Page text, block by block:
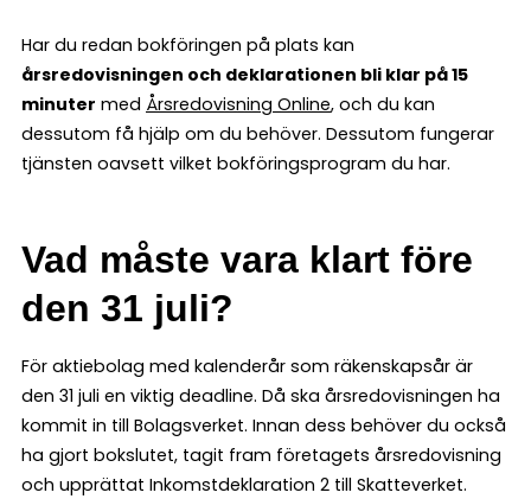
Har du redan bokföringen på plats kan
årsredovisningen och deklarationen bli klar på 15
minuter med Årsredovisning Online, och du kan
dessutom få hjälp om du behöver. Dessutom fungerar
tjänsten oavsett vilket bokföringsprogram du har.
Vad måste vara klart före
den 31 juli?
För aktiebolag med kalenderår som räkenskapsår är
den 31 juli en viktig deadline. Då ska årsredovisningen ha
kommit in till Bolagsverket. Innan dess behöver du också
ha gjort bokslutet, tagit fram företagets årsredovisning
och upprättat Inkomstdeklaration 2 till Skatteverket.